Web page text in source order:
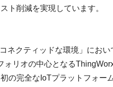
ト削減を実現しています。
ネクティッドな環境」にお
リオの中心となる
の完全なIoTプラットフォー